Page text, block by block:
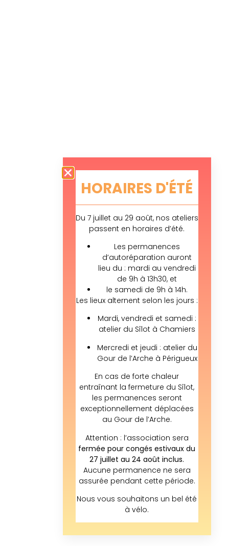
HORAIRES D'ÉTÉ
Du 7 juillet au 29 août, nos ateliers
passent en horaires d’été.
Les permanences
d’autoréparation auront
lieu du : mardi au vendredi
de 9h à 13h30, et
le samedi de 9h à 14h.
Les lieux alternent selon les jours :
Mardi, vendredi et samedi :
atelier du Sîlot à Chamiers
Mercredi et jeudi : atelier du
Gour de l’Arche à Périgueux
En cas de forte chaleur
entraînant la fermeture du Sîlot,
les permanences seront
exceptionnellement déplacées
au Gour de l’Arche.
Attention : l’association sera
fermée pour congés estivaux du
27 juillet au 24 août inclus.
Aucune permanence ne sera
assurée pendant cette période.
Nous vous souhaitons un bel été
à vélo.